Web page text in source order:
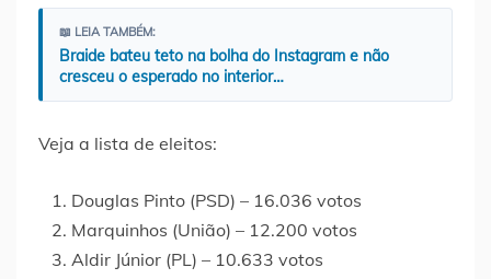
📖 LEIA TAMBÉM:
Braide bateu teto na bolha do Instagram e não
cresceu o esperado no interior…
Veja a lista de eleitos:
Douglas Pinto (PSD) – 16.036 votos
Marquinhos (União) – 12.200 votos
Aldir Júnior (PL) – 10.633 votos